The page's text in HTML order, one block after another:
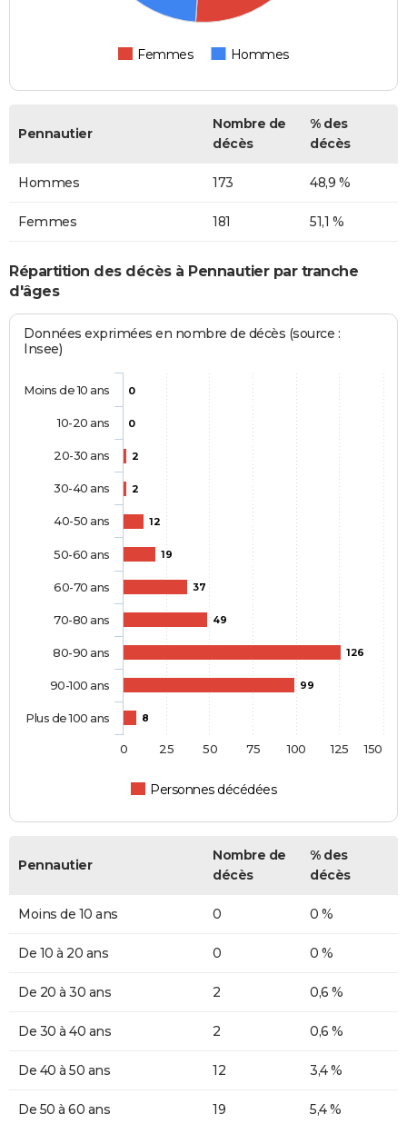
Femmes Hommes
Pennautier
Nombre de
décès
% des
décès
Hommes 173 48,9 %
Femmes 181 51,1 %
Répartition des décès à Pennautier par tranche
d'âges
Données exprimées en nombre de décès (source :
Insee)
0
0
2
2
12
19
37
49
126
99
8
Personnes décédées
Moins de 10 ans
10-20 ans
20-30 ans
30-40 ans
40-50 ans
50-60 ans
60-70 ans
70-80 ans
80-90 ans
90-100 ans
Plus de 100 ans
0 25 50 75 100 125 150
Pennautier
Nombre de
décès
% des
décès
Moins de 10 ans 0 0 %
De 10 à 20 ans 0 0 %
De 20 à 30 ans 2 0,6 %
De 30 à 40 ans 2 0,6 %
De 40 à 50 ans 12 3,4 %
De 50 à 60 ans 19 5,4 %